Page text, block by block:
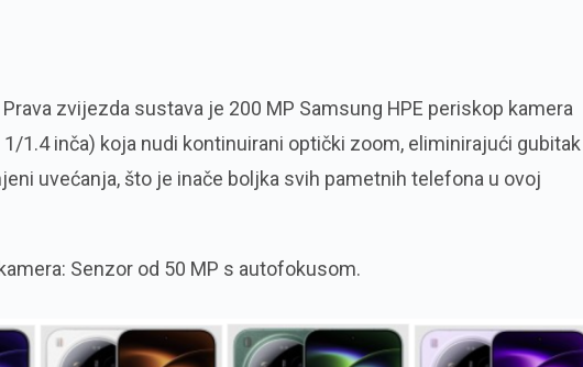
zvijezda sustava je 200 MP Samsung HPE periskop kamera
1.4 inča) koja nudi kontinuirani optički zoom, eliminirajući gubitak
uvećanja, što je inače boljka svih pametnih telefona u ovoj
Senzor od 50 MP s autofokusom.